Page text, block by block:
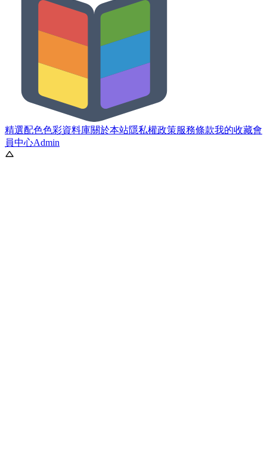
精選配色色彩資料庫關於本站隱私權政策服務條款我的收藏會
員中心Admin